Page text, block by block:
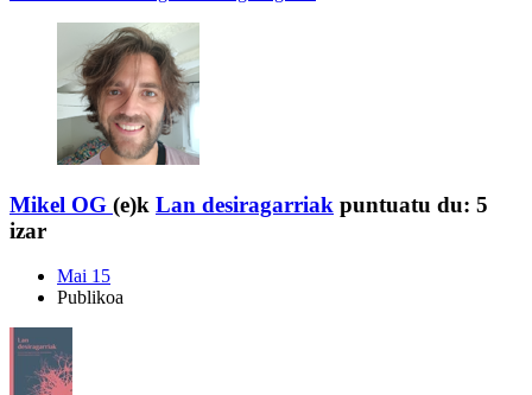
Mikel OG (e)k Lan desiragarriak puntuatu du: 5
izar
Mai 15
Publikoa